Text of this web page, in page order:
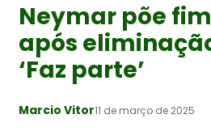
Neymar põe
após
‘Faz parte’
Marcio Vitor11 de março de 2025